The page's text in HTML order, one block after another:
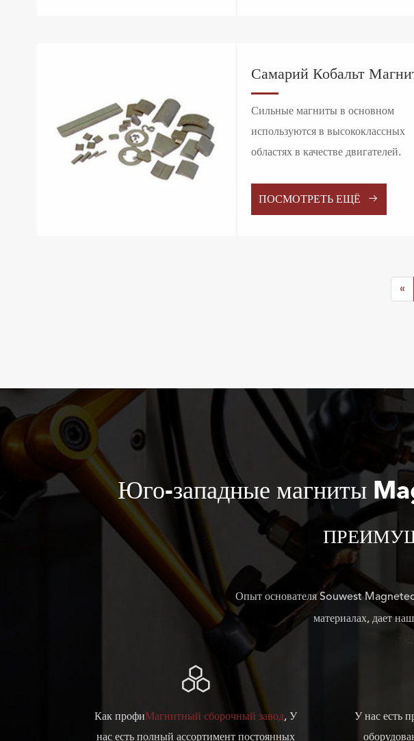
Самарий Кобальт
Сильные магниты в основном
используются в высококлассных
областях в качестве двигателей.
ПОСМОТРЕТЬ ЕЩЁ 
«
Юго-западные магниты
Опыт основателя Souwest
материалах, дает

Как профиМагнитный сборочный завод, У
нас есть полный ассортимент постоянных
У нас есть